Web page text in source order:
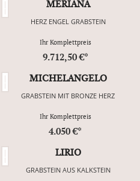
MERIANA
HERZ ENGEL GRABSTEIN
Ihr Komplettpreis
9.712,50 €*
MICHELANGELO
GRABSTEIN MIT BRONZE HERZ
Ihr Komplettpreis
4.050 €*
LIRIO
GRABSTEIN AUS KALKSTEIN